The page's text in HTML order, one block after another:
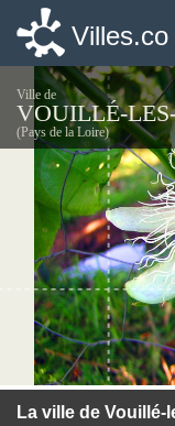
Villes.co
Ville de
VOUILLÉ-
(Pays de la Loire)
La ville de Vouillé-
Villes.co